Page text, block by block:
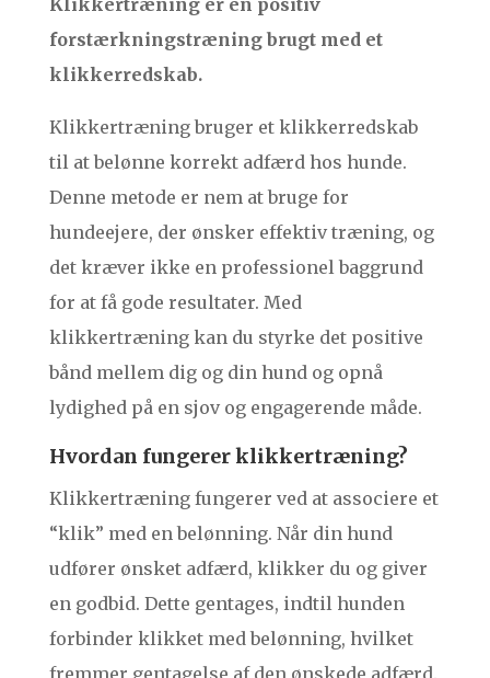
Klikkertræning er en positiv
forstærkningstræning brugt med et
klikkerredskab.
Klikkertræning bruger et klikkerredskab
til at belønne korrekt adfærd hos hunde.
Denne metode er nem at bruge for
hundeejere, der ønsker effektiv træning, og
det kræver ikke en professionel baggrund
for at få gode resultater. Med
klikkertræning kan du styrke det positive
bånd mellem dig og din hund og opnå
lydighed på en sjov og engagerende måde.
Hvordan fungerer klikkertræning?
Klikkertræning fungerer ved at associere et
“klik” med en belønning. Når din hund
udfører ønsket adfærd, klikker du og giver
en godbid. Dette gentages, indtil hunden
forbinder klikket med belønning, hvilket